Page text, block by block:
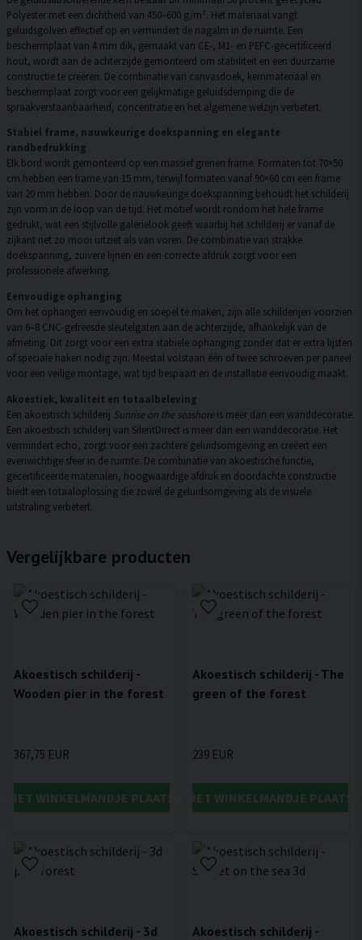
Polyester met een dichtheid van 450–600 g/m². Het materiaal vangt
geluidsgolven effectief op en vermindert de nagalm in de ruimte. Een
beschermplaat van 4 mm dik, gemaakt van CE-, M1- en PEFC-gecertificeerd
hout, wordt aan de achterzijde gemonteerd om stabiliteit en een duurzame
constructie te creëren. De combinatie van canvasdoek, kernmateriaal en
beschermplaat zorgt voor een gelijkmatige geluidsdemping die de
spraakverstaanbaarheid, concentratie en het algemene welzijn verbetert.
Stabiel frame, nauwkeurige doekspanning en elegante
randbedrukking
Elk bord wordt gemonteerd op een massief grenen frame. Formaten tot 70×50
cm hebben een frame van 15 mm, terwijl formaten vanaf 90×60 cm een frame
van 20 mm hebben. Door de nauwkeurige doekspanning behoudt het schilderij
zijn vorm in de loop van de tijd. Het motief wordt rondom het hele frame
gedrukt, wat een stijlvolle galerielook geeft waarbij het schilderij er vanaf de
zijkant net zo mooi uitziet als van voren. De combinatie van strakke
doekspanning, zuivere lijnen en een correcte afdruk zorgt voor een
professionele afwerking.
Eenvoudige ophanging
Om het ophangen eenvoudig en soepel te maken, zijn alle schilderijen voorzien
van 6–8 CNC-gefreesde sleutelgaten aan de achterzijde, afhankelijk van de
afmeting. Dit zorgt voor een extra stabiele ophanging zonder dat er extra lijsten
of speciale haken nodig zijn. Meestal volstaan één of twee schroeven per paneel
voor een veilige montage, wat tijd bespaart en de installatie eenvoudig maakt.
Akoestiek, kwaliteit en totaalbeleving
Een akoestisch schilderij Sunrise on the seashoreis meer dan een wanddecoratie.
Een akoestisch schilderij van SilentDirect is meer dan een wanddecoratie. Het
vermindert echo, zorgt voor een zachtere geluidsomgeving en creëert een
evenwichtige sfeer in de ruimte. De combinatie van akoestische functie,
gecertificeerde materialen, hoogwaardige afdruk en doordachte constructie
biedt een totaaloplossing die zowel de geluidsomgeving als de visuele
uitstraling verbetert.
Vergelijkbare producten
Akoestisch schilderij -
Wooden pier in the forest
367,75 EUR
HET WINKELMANDJE PLAATSEN
Akoestisch schilderij - The
green of the forest
239 EUR
IN HET WINKELMANDJE
Akoestisch schilderij - 3d
Akoestisch schilderij -